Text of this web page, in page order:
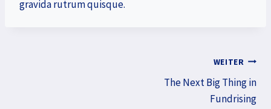
gravida rutrum quisque.
Beitragsnavigation
WEITER
The Next Big Thing in
Fundrising